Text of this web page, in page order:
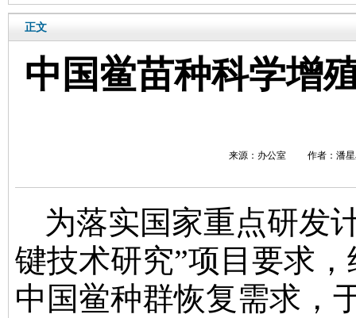
正文
中国鲎苗种科学增
来源：办公室 作者：潘
为落实国家重点研发
键技术研究”项目要求
中国鲎种群恢复需求 ，